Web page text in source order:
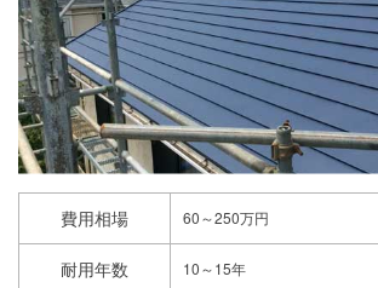
費用相場 60～250万円
耐用年数 10～15年